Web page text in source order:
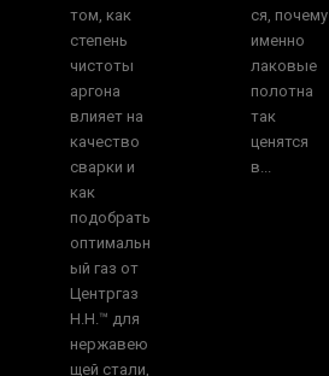
том, как
степень
чистоты
аргона
влияет на
качество
сварки и
как
подобрать
оптимальн
ый газ от
Центргаз
Н.Н.™ для
нержавею
щей стали,
ся, почему
именно
лаковые
полотна
так
ценятся
в...